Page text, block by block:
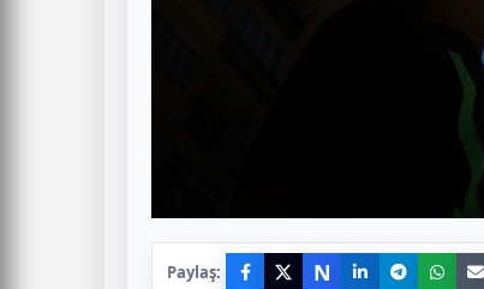
Paylaş: N